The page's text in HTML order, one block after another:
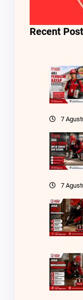
Recent
7
7